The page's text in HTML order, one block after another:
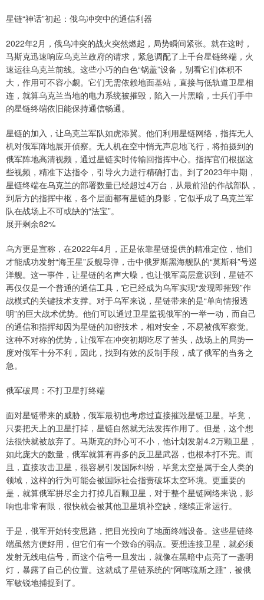
星链“神话”初起：俄乌冲突中的通信利器
2022年2月，俄乌冲突的战火突然燃起，局势瞬间紧张。就在这时，
马斯克迅速响应乌克兰政府的请求，紧急调配了上千台星链终端，火
速运往乌克兰前线。这些小巧的白色“锅盖”设备，别看它们体积不
大，作用可不容小觑。它们无需依赖地面基站，直接与低轨道卫星相
连，就算乌克兰当地的电力系统被摧毁，陷入一片黑暗，士兵们手中
的星链终端依旧能保持通信畅通。
星链的加入，让乌克兰军队如虎添翼。他们利用星链网络，指挥无人
机对俄军阵地展开侦察。无人机在空中悄无声息地飞行，将拍摄到的
俄军阵地高清视频，通过星链实时传输回指挥中心。指挥官们根据这
些视频，精准下达指令，引导火力进行精确打击。到了2023年中期，
星链终端在乌克兰的部署数量已经超过4万台，从最前沿的作战部队，
到后方的指挥中枢，各个层面都有星链的身影，它似乎成了乌克兰军
队在战场上不可或缺的“法宝”。
展开剩余82%
乌方更是宣称，在2022年4月，正是依靠星链提供的精准定位，他们
才能成功发射“海王星”反舰导弹，击中俄罗斯黑海舰队的“莫斯科”号巡
洋舰。这一事件，让星链的名声大噪，也让俄军高层意识到，星链不
再仅仅是一个普通的通信工具，它已经成为乌军实现“发现即摧毁”作
战模式的关键技术支撑。对于乌军来说，星链带来的是“单向情报透
明”的巨大战术优势。他们可以通过卫星监视俄军的一举一动，而自己
的通信和指挥却因为星链的加密技术，相对安全，不易被俄军察觉。
这种不对称的优势，让俄军在冲突初期吃尽了苦头，战场上的局势一
度对俄军十分不利，因此，找到有效的反制手段，成了俄军的当务之
急。
俄军破局：不打卫星打终端
面对星链带来的威胁，俄军最初也考虑过直接摧毁星链卫星。毕竟，
只要把天上的卫星打掉，星链自然就无法发挥作用了。但是，这个想
法很快就被放弃了。马斯克的野心可不小，他计划发射4.2万颗卫星，
如此庞大的数量，俄军就算有再多的反卫星武器，也根本打不完。而
且，直接攻击卫星，很容易引发国际纠纷，毕竟太空是属于全人类的
领域，这样的行为可能会被国际社会指责破坏太空环境。更重要的
是，就算俄军拼尽全力打掉几百颗卫星，对于整个星链网络来说，影
响也非常有限，很快就会被其他卫星填补空缺，继续正常运行。
于是，俄军开始转变思路，把目光投向了地面终端设备。这些星链终
端虽然方便好用，但它们有一个致命的弱点。要想连接卫星，就必须
发射无线电信号，而这个信号一旦发出，就像在黑暗中点亮了一盏明
灯，暴露了自己的位置。这就成了星链系统的“阿喀琉斯之踵”，被俄
军敏锐地捕捉到了。